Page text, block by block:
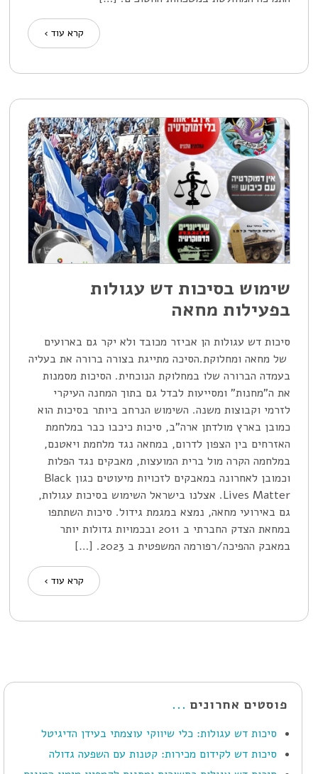
קרא עוד ›
שימוש בסיכות דש עגולות
בפעילות מחאה
סיכות דש עגולות הן אביזר מכובד ולא יקר גם בארועים
של מחאה ומחלוקת.הסיכה מתייגת בצורה ברורה את בעליה
בעמדה הברורה שלו במחלוקת הנוכחית. הסיכות מסמנות
את ה"מחנות" ומסייעות לבדל גם בתוך המחנה העיקרי
לזרמי וקבוצות משנה. השימוש הנרחב ביותר בסיכות הוא
כמובן בארץ מולדתן ארה"ב, סיכות כיכבו כבר במלחמת
האזרחים בין הצפון לדרום, במחאה נגד מלחמת ויאטנם,
במלחמה הקרה מול ברית המועצות, מאבקים נגד הפלות
וכמובן לאחרונה במאבקים לזכויות מיעוטים כגון Black
Lives Matter. אצלנו בישראל השימוש בסיכות עגולות,
גם באירועי מחאה, נמצא במגמת גידול. סיכות השתתפו
במחאת הצדק החברתי ב 2011 ובכמויות גדולות יותר
במאבק ההפיכה/רפורמה המשפטית ב 2023. […]
קרא עוד ›
פוסטים אחרונים
סיכות דש עגולות: כלי שיווקי עוצמתי בעידן הדיגיטל
סיכות דש לקידום מכירות: קטנות עם השפעה גדולה